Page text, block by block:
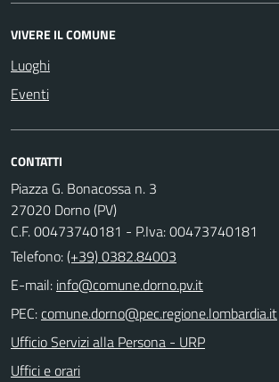
VIVERE IL COMUNE
Luoghi
Eventi
CONTATTI
Piazza G. Bonacossa n. 3
27020 Dorno (PV)
C.F. 00473740181 - P.Iva: 00473740181
Telefono:(+39) 0382.84003
E-mail:
PEC:
Ufficio Servizi alla Persona - URP
Uffici e orari